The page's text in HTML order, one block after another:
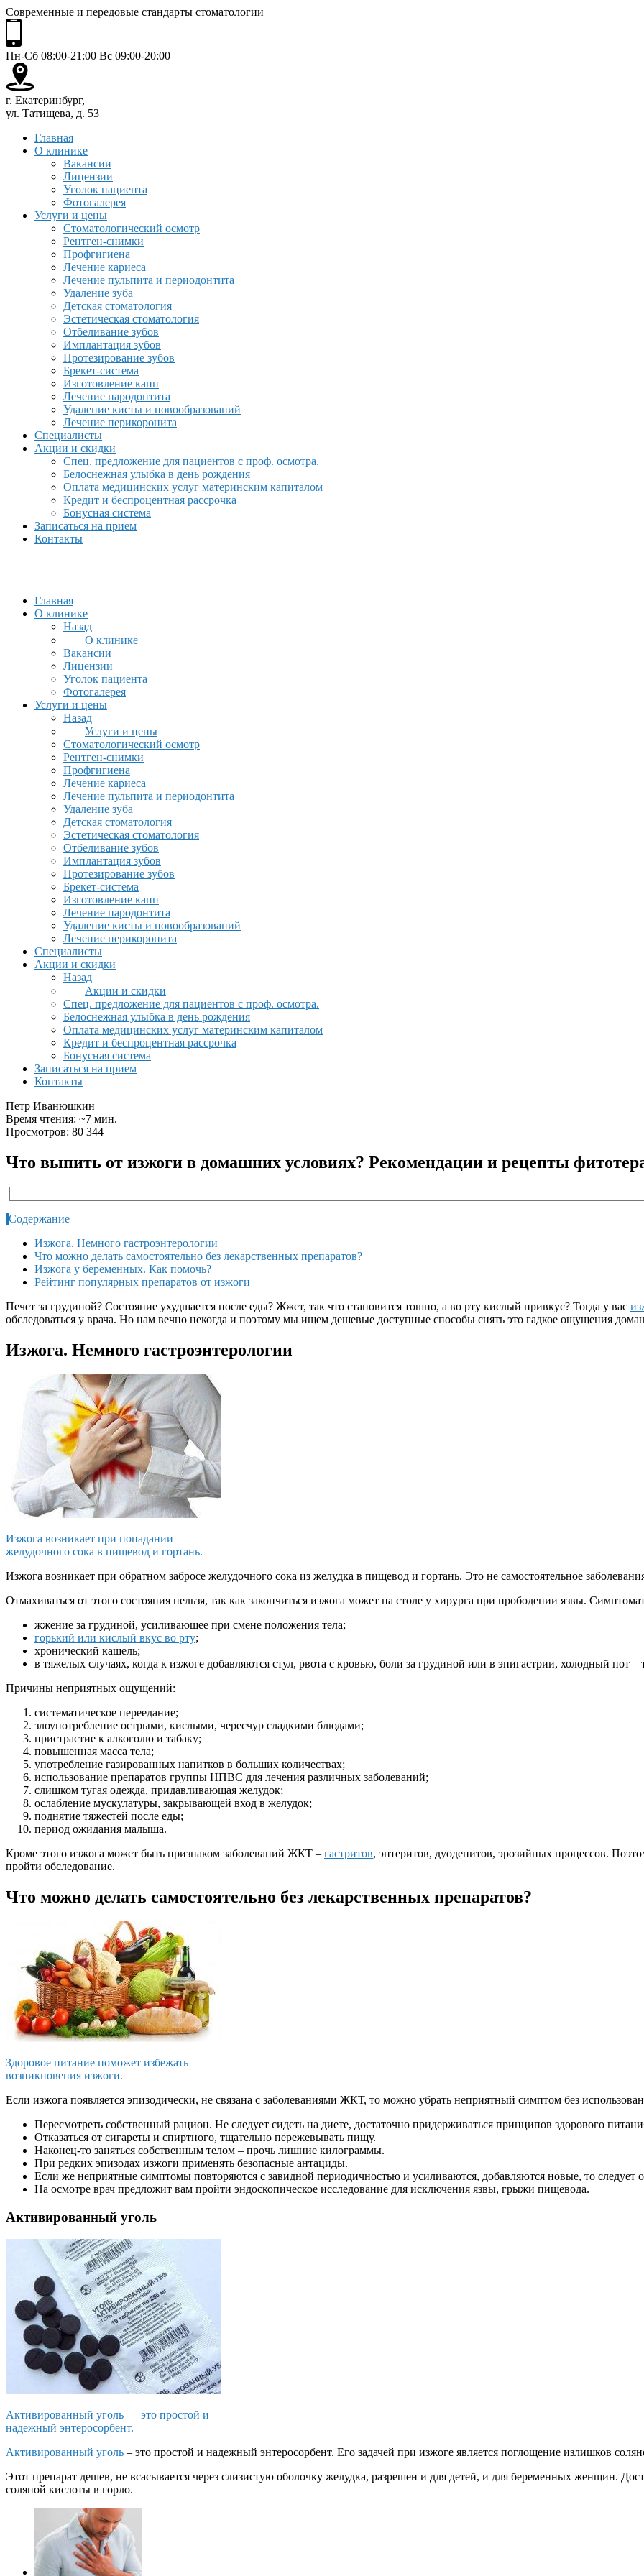
Современные и передовые стандарты стоматологии
Пн-Сб 08:00-21:00 Вс 09:00-20:00
г. Екатеринбург,
ул. Татищева, д. 53
Главная
О клинике
Вакансии
Лицензии
Уголок пациента
Фотогалерея
Услуги и цены
Стоматологический осмотр
Рентген-снимки
Профгигиена
Лечение кариеса
Лечение пульпита и периодонтита
Удаление зуба
Детская стоматология
Эстетическая стоматология
Отбеливание зубов
Имплантация зубов
Протезирование зубов
Брекет-система
Изготовление капп
Лечение пародонтита
Удаление кисты и новообразований
Лечение перикоронита
Специалисты
Акции и скидки
Спец. предложение для пациентов с проф. осмотра.
Белоснежная улыбка в день рождения
Оплата медицинских услуг материнским капиталом
Кредит и беспроцентная рассрочка
Бонусная система
Записаться на прием
Контакты
Главная
О клинике
Назад
О клинике
Вакансии
Лицензии
Уголок пациента
Фотогалерея
Услуги и цены
Назад
Услуги и цены
Стоматологический осмотр
Рентген-снимки
Профгигиена
Лечение кариеса
Лечение пульпита и периодонтита
Удаление зуба
Детская стоматология
Эстетическая стоматология
Отбеливание зубов
Имплантация зубов
Протезирование зубов
Брекет-система
Изготовление капп
Лечение пародонтита
Удаление кисты и новообразований
Лечение перикоронита
Специалисты
Акции и скидки
Назад
Акции и скидки
Спец. предложение для пациентов с проф. осмотра.
Белоснежная улыбка в день рождения
Оплата медицинских услуг материнским капиталом
Кредит и беспроцентная рассрочка
Бонусная система
Записаться на прием
Контакты
Петр Иванюшкин
Время чтения: ~7 мин.
Просмотров: 80 344
Что выпить от изжоги в домашних условиях? Рекомендации и рецепты
Содержание
Изжога. Немного гастроэнтерологии
Что можно делать самостоятельно без лекарственных препаратов?
Изжога у беременных. Как помочь?
Рейтинг популярных препаратов от изжоги
Печет за грудиной? Состояние ухудшается после еды? Жжет, так что становится тошно, а во рту кислый привкус? Тогда у вас
обследоваться у врача. Но нам вечно некогда и поэтому мы ищем дешевые доступные способы снять это гадкое ощущения
Изжога. Немного гастроэнтерологии
Изжога возникает при попадании
желудочного сока в пищевод и гортань.
Изжога возникает при обратном забросе желудочного сока из желудка в пищевод и гортань. Это не самостоятельное
Отмахиваться от этого состояния нельзя, так как закончиться изжога может на столе у хирурга при прободении язвы.
жжение за грудиной, усиливающее при смене положения тела;
горький или кислый вкус во рту;
хронический кашель;
в тяжелых случаях, когда к изжоге добавляются стул, рвота с кровью, боли за грудиной или в эпигастрии, холодный пот –
Причины неприятных ощущений:
систематическое переедание;
злоупотребление острыми, кислыми, чересчур сладкими блюдами;
пристрастие к алкоголю и табаку;
повышенная масса тела;
употребление газированных напитков в больших количествах;
использование препаратов группы НПВС для лечения различных заболеваний;
слишком тугая одежда, придавливающая желудок;
ослабление мускулатуры, закрывающей вход в желудок;
поднятие тяжестей после еды;
период ожидания малыша.
Кроме этого изжога может быть признаком заболеваний ЖКТ – гастритов, энтеритов, дуоденитов, эрозийных процессов.
пройти обследование.
Что можно делать самостоятельно без лекарственных препаратов?
Здоровое питание поможет избежать
возникновения изжоги.
Если изжога появляется эпизодически, не связана с заболеваниями ЖКТ, то можно убрать неприятный симптом без
Пересмотреть собственный рацион. Не следует сидеть на диете, достаточно придерживаться принципов здорового
Отказаться от сигареты и спиртного, тщательно пережевывать пищу.
Наконец-то заняться собственным телом – прочь лишние килограммы.
При редких эпизодах изжоги применять безопасные антациды.
Если же неприятные симптомы повторяются с завидной периодичностью и усиливаются, добавляются новые, то следует
На осмотре врач предложит вам пройти эндоскопическое исследование для исключения язвы, грыжи пищевода.
Активированный уголь
Активированный уголь — это простой и
надежный энтеросорбент.
Активированный уголь – это простой и надежный энтеросорбент. Его задачей при изжоге является поглощение излишков
Этот препарат дешев, не всасывается через слизистую оболочку желудка, разрешен и для детей, и для беременных женщин.
соляной кислоты в горло.